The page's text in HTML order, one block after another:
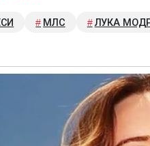
МЛС ЛУКА